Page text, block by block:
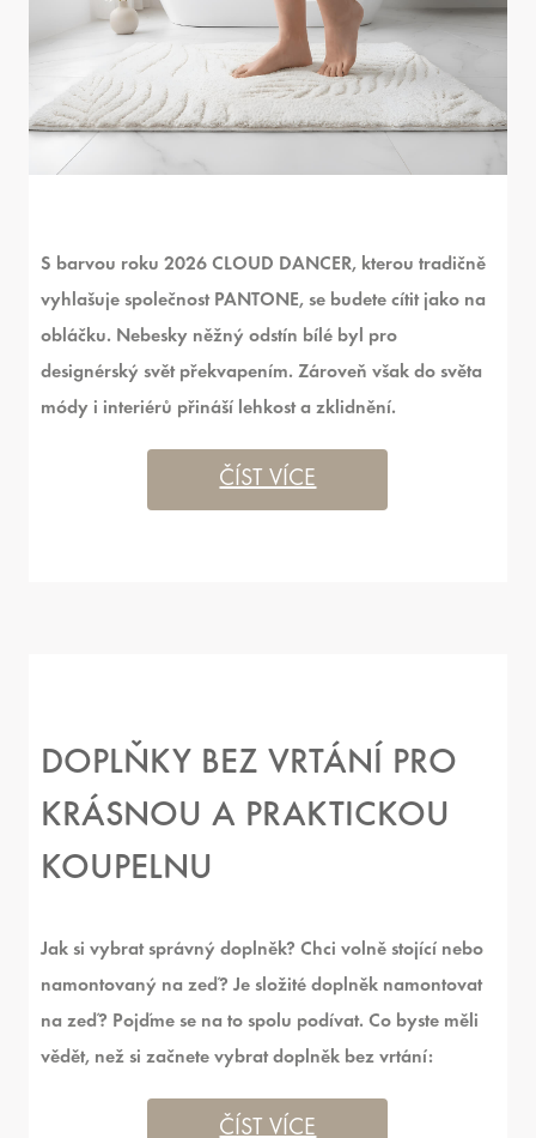
S barvou roku 2026 CLOUD DANCER, kterou tradičně
vyhlašuje společnost PANTONE, se budete cítit jako na
obláčku. Nebesky něžný odstín bílé byl pro
designérský svět překvapením. Zároveň však do světa
módy i interiérů přináší lehkost a zklidnění.
ČÍST VÍCE
DOPLŇKY BEZ VRTÁNÍ PRO
KRÁSNOU A PRAKTICKOU
KOUPELNU
Jak si vybrat správný doplněk? Chci volně stojící nebo
namontovaný na zeď? Je složité doplněk namontovat
na zeď? Pojďme se na to spolu podívat. Co byste měli
vědět, než si začnete vybrat doplněk bez vrtání:
ČÍST VÍCE